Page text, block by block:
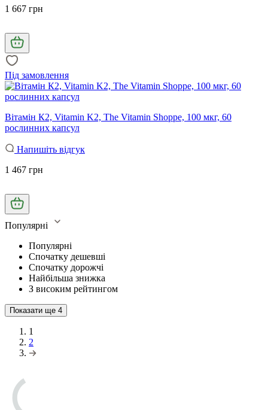
1 667 грн
Під замовлення
Вітамін К2, Vitamin K2, The Vitamin Shoppe, 100 мкг, 60
рослинних капсул
Напишіть відгук
1 467 грн
Популярні
Популярні
Спочатку дешевші
Спочатку дорожчі
Найбільша знижка
З високим рейтингом
Показати ще 4
1
2